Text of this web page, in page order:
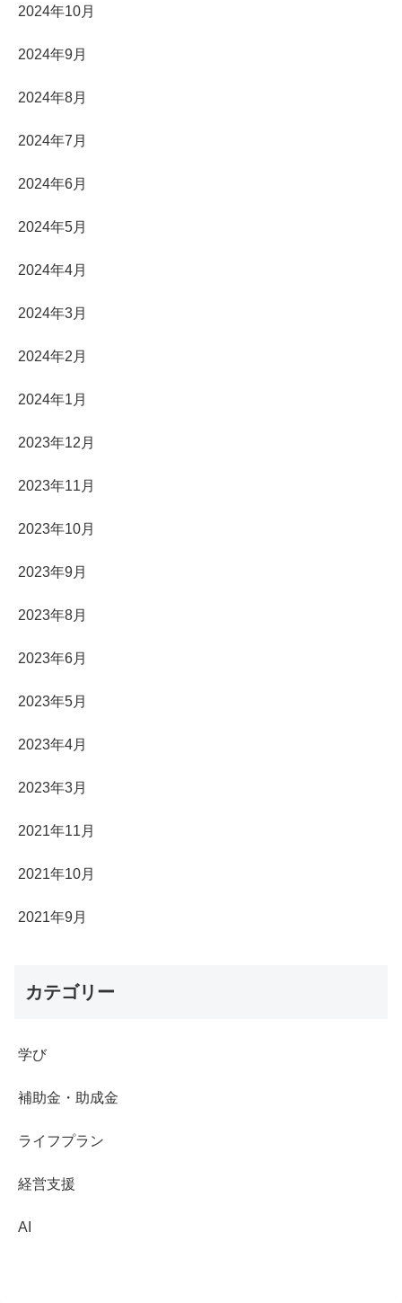
2024年10月
2024年9月
2024年8月
2024年7月
2024年6月
2024年5月
2024年4月
2024年3月
2024年2月
2024年1月
2023年12月
2023年11月
2023年10月
2023年9月
2023年8月
2023年6月
2023年5月
2023年4月
2023年3月
2021年11月
2021年10月
2021年9月
カテゴリー
学び
補助金・助成金
ライフプラン
経営支援
AI